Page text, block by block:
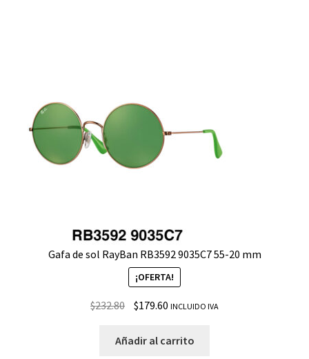
Gafa de sol RayBan RB3592 9035C7 55-20 mm
¡OFERTA!
$232.80 $179.60 INCLUIDO IVA
Añadir al carrito